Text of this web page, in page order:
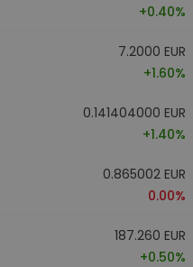
+0.40%
7.2000 EUR
+1.60%
0.141404000 EUR
+1.40%
0.865002 EUR
0.00%
187.260 EUR
+0.50%